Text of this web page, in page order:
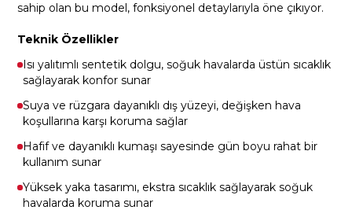
sahip olan bu model, fonksiyonel detaylarıyla öne çıkıyor.
Teknik Özellikler
Isı yalıtımlı sentetik dolgu, soğuk havalarda üstün sıcaklık
sağlayarak konfor sunar
Suya ve rüzgara dayanıklı dış yüzeyi, değişken hava
koşullarına karşı koruma sağlar
Hafif ve dayanıklı kumaşı sayesinde gün boyu rahat bir
kullanım sunar
Yüksek yaka tasarımı, ekstra sıcaklık sağlayarak soğuk
havalarda koruma sunar